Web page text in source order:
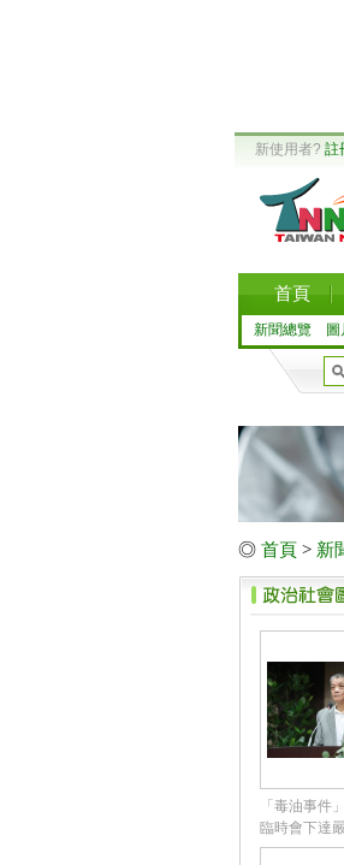
新使用者? 註
首頁
新聞總覽
◎ 首頁 > 新
「毒油事件
臨時會下達